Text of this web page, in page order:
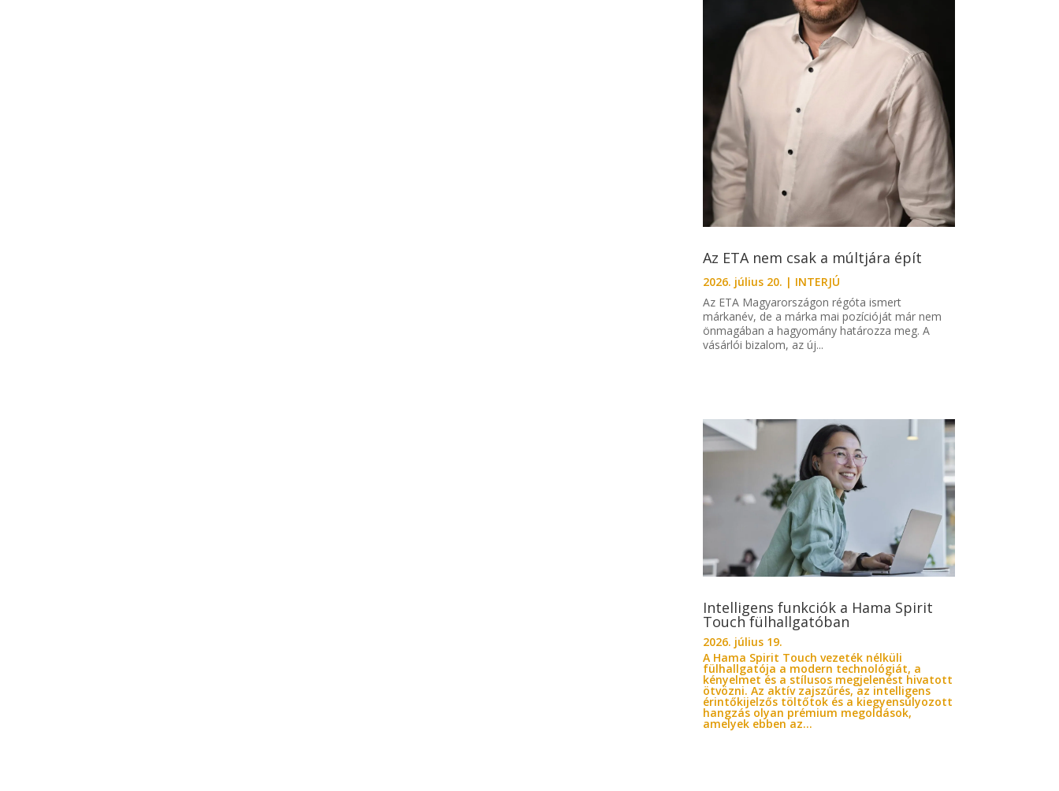
Az ETA nem csak a múltjára épít
2026. július 20. | INTERJÚ
Az ETA Magyarországon régóta ismert
márkanév, de a márka mai pozícióját már nem
önmagában a hagyomány határozza meg. A
vásárlói bizalom, az új...
Intelligens funkciók a Hama Spirit
Touch fülhallgatóban
2026. július 19.
A Hama Spirit Touch vezeték nélküli
fülhallgatója a modern technológiát, a
kényelmet és a stílusos megjelenést hivatott
ötvözni. Az aktív zajszűrés, az intelligens
érintőkijelzős töltőtok és a kiegyensúlyozott
hangzás olyan prémium megoldások,
amelyek ebben az...